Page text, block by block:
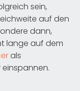
sein,
auf den
dann,
lange auf dem
als